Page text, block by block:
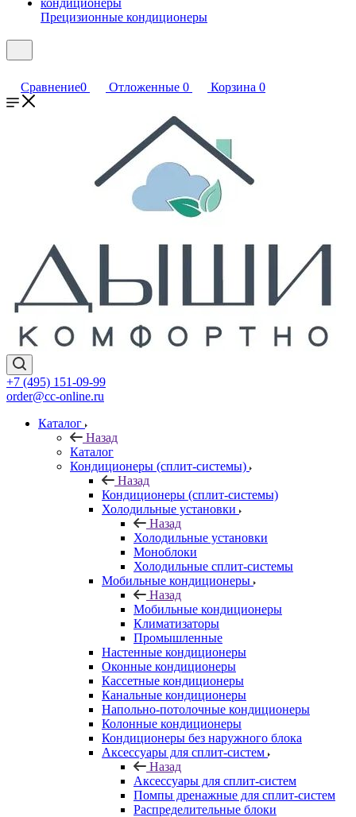
Прецизионные кондиционеры
Сравнение0 Отложенные 0 Корзина 0
+7 (495) 151-09-99
order@cc-online.ru
Каталог
Назад
Каталог
Кондиционеры (сплит-системы)
Назад
Кондиционеры (сплит-системы)
Холодильные установки
Назад
Холодильные установки
Моноблоки
Холодильные сплит-системы
Мобильные кондиционеры
Назад
Мобильные кондиционеры
Климатизаторы
Промышленные
Настенные кондиционеры
Оконные кондиционеры
Кассетные кондиционеры
Канальные кондиционеры
Напольно-потолочные кондиционеры
Колонные кондиционеры
Кондиционеры без наружного блока
Аксессуары для сплит-систем
Назад
Аксессуары для сплит-систем
Помпы дренажные для сплит-систем
Распределительные блоки